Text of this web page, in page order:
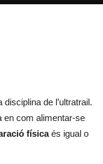
de l’ultratrail.
en com alimentar-se
físicaés igual o